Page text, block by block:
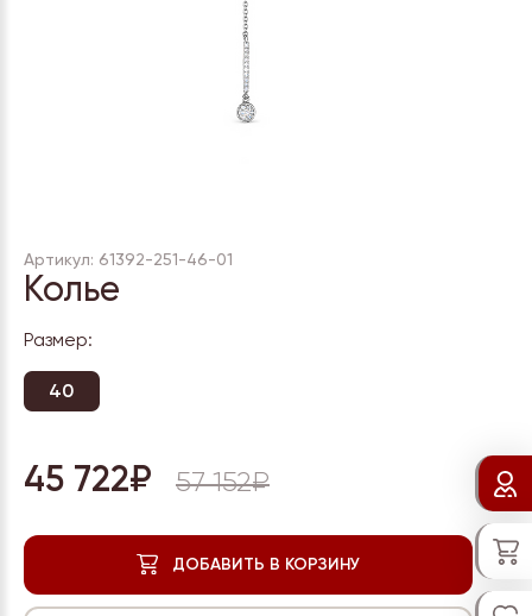
Артикул: 61392-251-46-01
Колье
Размер:
40
45 722₽ 57 152₽